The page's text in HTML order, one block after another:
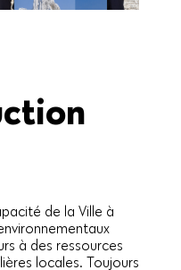
de la Ville à
à des ressources
locales. Toujours